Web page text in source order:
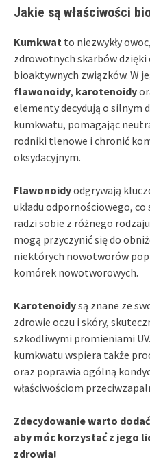
Jakie są właściwości
Kumkwat to niezwykły
zdrowotnych skarbów dzięki
bioaktywnych związków. W
flawonoidy, karotenoidy
elementy decydują o silnym
kumkwatu, pomagając
rodniki tlenowe i chronić
oksydacyjnym.
Flawonoidyodgrywają
układu odpornościowego,
radzi sobie z różnego
mogą przyczynić się do
niektórych nowotworów
komórek nowotworowych.
Karotenoidysą znane ze
zdrowie oczu i skóry,
szkodliwymi promieniami
kumkwatu wspiera także
oraz poprawia ogólną
właściwościom
Zdecydowanie warto
aby móc korzystać z jego
zdrowia!